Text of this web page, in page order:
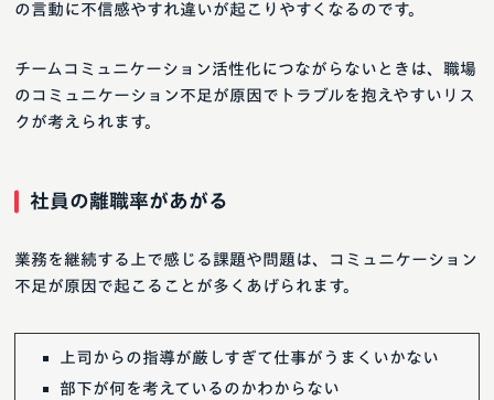
の言動に不信感やすれ違いが起こりやすくなるのです。
チームコミュニケーション活性化につながらないときは、職場
のコミュニケーション不足が原因でトラブルを抱えやすいリス
クが考えられます。
社員の離職率があがる
業務を継続する上で感じる課題や問題は、コミュニケーション
不足が原因で起こることが多くあげられます。
上司からの指導が厳しすぎて仕事がうまくいかない
部下が何を考えているのかわからない